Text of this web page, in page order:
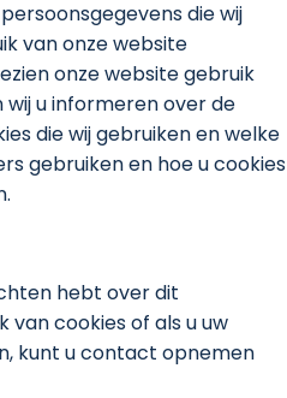
die wij
van onze website
onze website gebruik
wij u informeren over de
die wij gebruiken en welke
gebruiken en hoe u cookies
hebt over dit
van cookies of als u uw
kunt u contact opnemen